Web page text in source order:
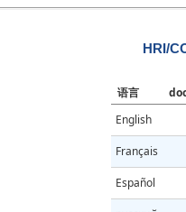
HRI/
语言
English
Français
Español